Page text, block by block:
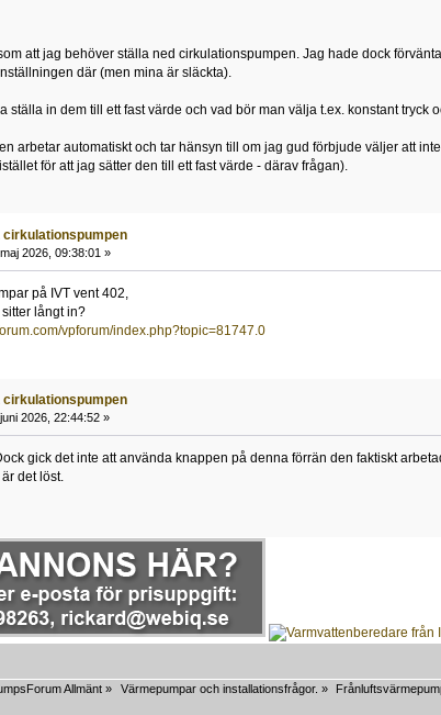
att jag behöver ställa ned cirkulationspumpen. Jag hade dock
där (men mina är släckta).
ställa in dem till ett fast värde och vad bör man välja t.ex. konstant tryck
arbetar automatiskt och tar hänsyn till om jag gud förbjude väljer att
för att jag sätter den till ett fast värde - därav frågan).
cirkulationspumpen
2026, 09:38:01 »
på IVT vent 402,
långt in?
vpforum/index.php?topic=81747.0
cirkulationspumpen
2026, 22:44:52 »
gick det inte att använda knappen på denna förrän den faktiskt
det löst.
Allmänt » Värmepumpar och installationsfrågor. »